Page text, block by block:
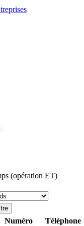
(opération ET)
Numéro
Téléphone